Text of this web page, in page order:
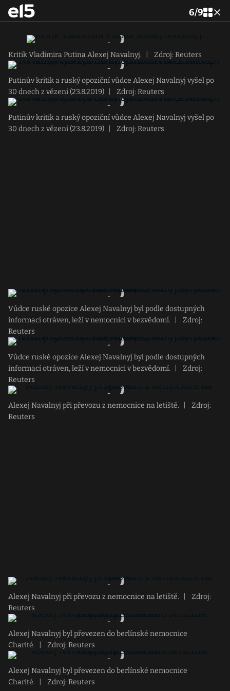
6/9
Kritik Vladimira Putina Alexej Navalnyj. Zdroj: Reuters
Putinův kritik a ruský opoziční vůdce Alexej Navalnyj vyšel po
30 dnech z vězení (23.8.2019)
Zdroj: Reuters
Putinův kritik a ruský opoziční vůdce Alexej Navalnyj vyšel po
30 dnech z vězení (23.8.2019)
Zdroj: Reuters
Vůdce ruské opozice Alexej Navalnyj byl podle dostupných
informací otráven, leží v nemocnici v bezvědomí.
Zdroj:
Reuters
Vůdce ruské opozice Alexej Navalnyj byl podle dostupných
informací otráven, leží v nemocnici v bezvědomí.
Zdroj:
Reuters
Alexej Navalnyj při převozu z nemocnice na letiště.
Zdroj:
Reuters
Alexej Navalnyj při převozu z nemocnice na letiště.
Zdroj:
Reuters
Alexej Navalnyj byl převezen do berlínské nemocnice
Charité.
Zdroj: Reuters
Alexej Navalnyj byl převezen do berlínské nemocnice
Charité.
Zdroj: Reuters